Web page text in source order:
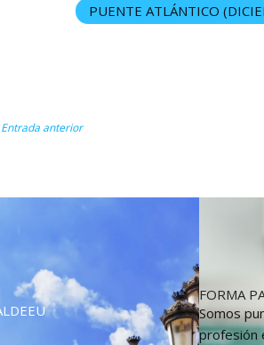
PUENTE ATLÁNTICO
anterior
FORMA
Somos
profesión